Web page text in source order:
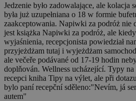
Jedzenie było zadowalające, ale kolacja
była już uzupełniana o 18 w formie
zaakceptowania. Napiwki za podróż nie
jest książka Napiwki za podróż, ale
wyjaśnienia, recepcjonista powiedział
przyjeżdżam tutaj i wyjeżdżam
ale večeře podávané od 17-19 hodin
doplňován. Wellness ucházející. Typy
recepci kniha Tipy na výlet, ale při
bylo paní recepční sděleno:"Nevím, já
autem"